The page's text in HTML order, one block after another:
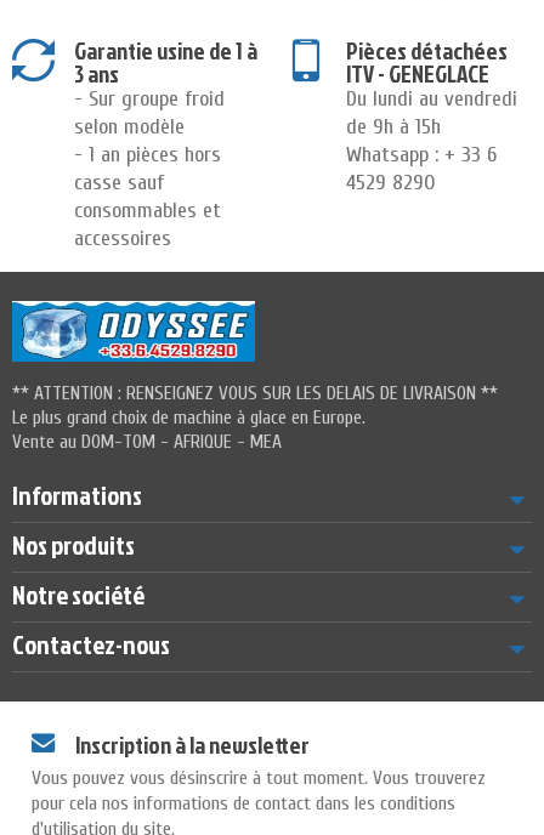
Garantie usine de 1 à
3 ans
- Sur groupe froid
selon modèle
- 1 an pièces hors
casse sauf
consommables et
accessoires
Pièces détachées
ITV - GENEGLACE
Du lundi au vendredi
de 9h à 15h
Whatsapp : + 33 6
4529 8290
** ATTENTION : RENSEIGNEZ VOUS SUR LES DELAIS DE LIVRAISON **
Le plus grand choix de machine à glace en Europe.
Vente au DOM-TOM - AFRIQUE - MEA
Informations
Nos produits
Notre société
Contactez-nous
Inscription à la newsletter
Vous pouvez vous désinscrire à tout moment. Vous trouverez
pour cela nos informations de contact dans les conditions
d'utilisation du site.